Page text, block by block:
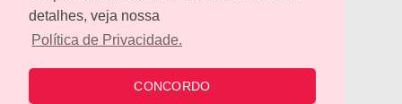
detalhes, veja nossa
Política de Privacidade.
CONCORDO
contato@benfeitoria.com